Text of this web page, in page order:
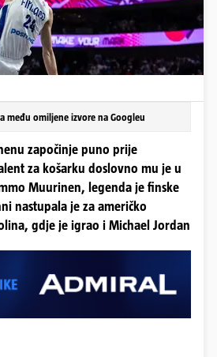
među omiljene izvore na Googleu
započinje puno prije
za košarku doslovno mu je u
Muurinen, legenda je finske
nastupala je za američko
gdje je igrao i Michael Jordan